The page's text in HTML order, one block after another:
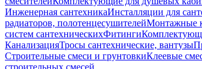
Инженерная сантехникаИнсталляции для
радиаторов, полотенцесушителейМонтажные
систем сантехническихФитинги
КанализацияТросы сантехнические, вантузы
Строительные смеси и грунтовкиКлеевые
строительных смесей